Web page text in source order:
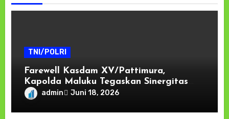
TNI/POLRI
Farewell Kasdam XV/Pattimura,
Kapolda Maluku Tegaskan Sinergitas
TNI-Polri Kunci Menjaga Stabilitas dan
Pembangunan di Kawasan Timur
Indonesia
admin Juni 18, 2026